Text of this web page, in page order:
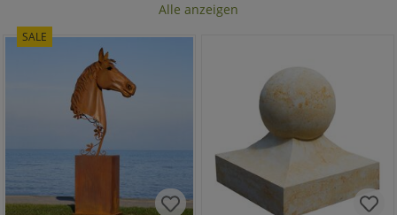
Alle anzeigen
SALE